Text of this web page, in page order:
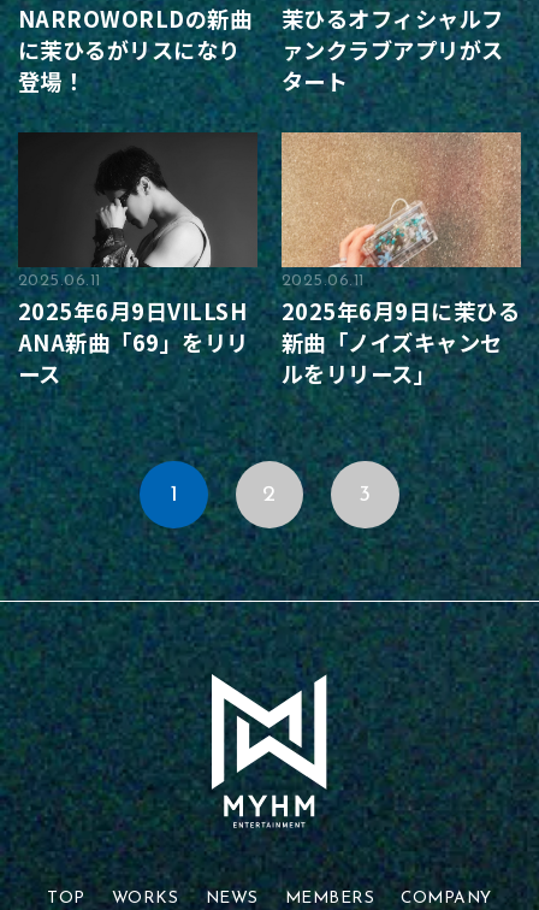
NARROWORLDの新曲
に茉ひるがリスになり
登場！
茉ひるオフィシャルフ
ァンクラブアプリがス
タート
2025.06.11
2025年6月9日VILLSH
ANA新曲「69」をリリ
ース
2025.06.11
2025年6月9日に茉ひる
新曲「ノイズキャンセ
ルをリリース」
1 2 3
TOP WORKS NEWS MEMBERS COMPANY